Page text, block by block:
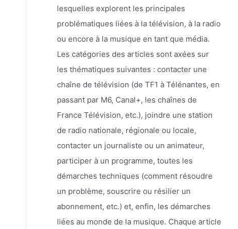
lesquelles explorent les principales
problématiques liées à la télévision, à la radio
ou encore à la musique en tant que média.
Les catégories des articles sont axées sur
les thématiques suivantes : contacter une
chaîne de télévision (de TF1 à Télénantes, en
passant par M6, Canal+, les chaînes de
France Télévision, etc.), joindre une station
de radio nationale, régionale ou locale,
contacter un journaliste ou un animateur,
participer à un programme, toutes les
démarches techniques (comment résoudre
un problème, souscrire ou résilier un
abonnement, etc.) et, enfin, les démarches
liées au monde de la musique. Chaque article